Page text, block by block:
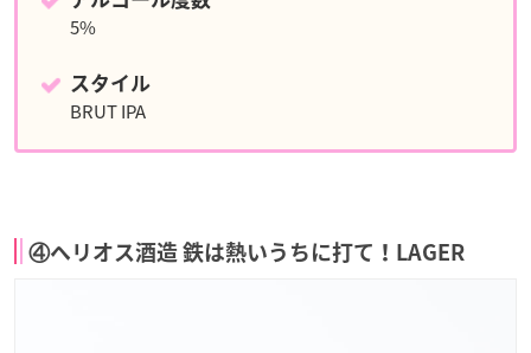
5%
スタイル
BRUT IPA
④ヘリオス酒造 鉄は熱いうちに打て！LAGER